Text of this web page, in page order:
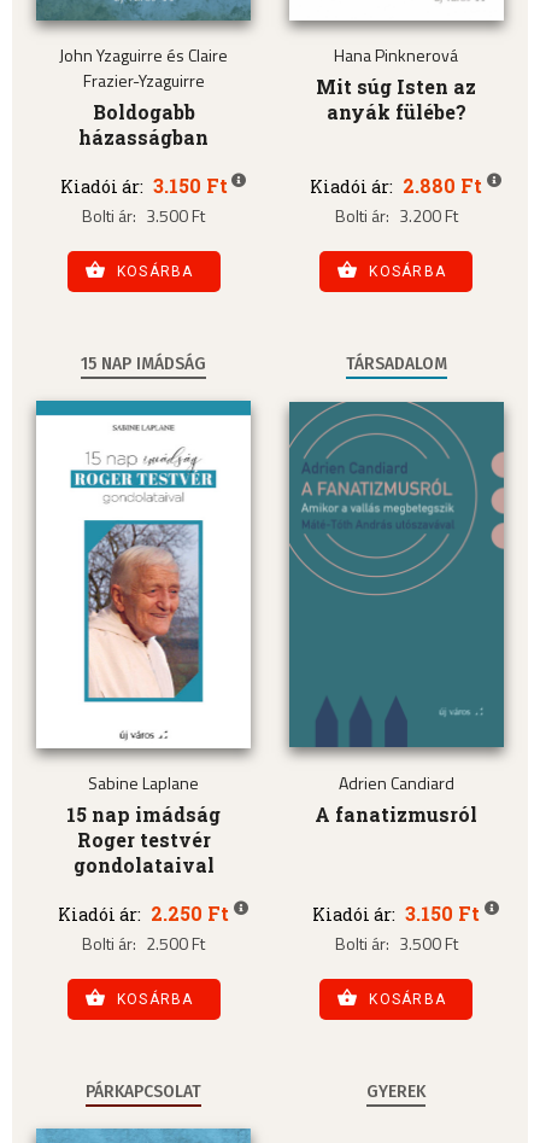
John Yzaguirre és Claire
Frazier-Yzaguirre
Boldogabb
házasságban
Kiadói ár: 3.150 Ft
Bolti ár: 3.500 Ft
KOSÁRBA
Hana Pinknerová
Mit súg Isten az
anyák fülébe?
Kiadói ár: 2.880 Ft
Bolti ár: 3.200 Ft
KOSÁRBA
15 NAP IMÁDSÁG
Sabine Laplane
15 nap imádság
Roger testvér
gondolataival
Kiadói ár: 2.250 Ft
Bolti ár: 2.500 Ft
KOSÁRBA
TÁRSADALOM
Adrien Candiard
A fanatizmusról
Kiadói ár: 3.150 Ft
Bolti ár: 3.500 Ft
KOSÁRBA
PÁRKAPCSOLAT GYEREK